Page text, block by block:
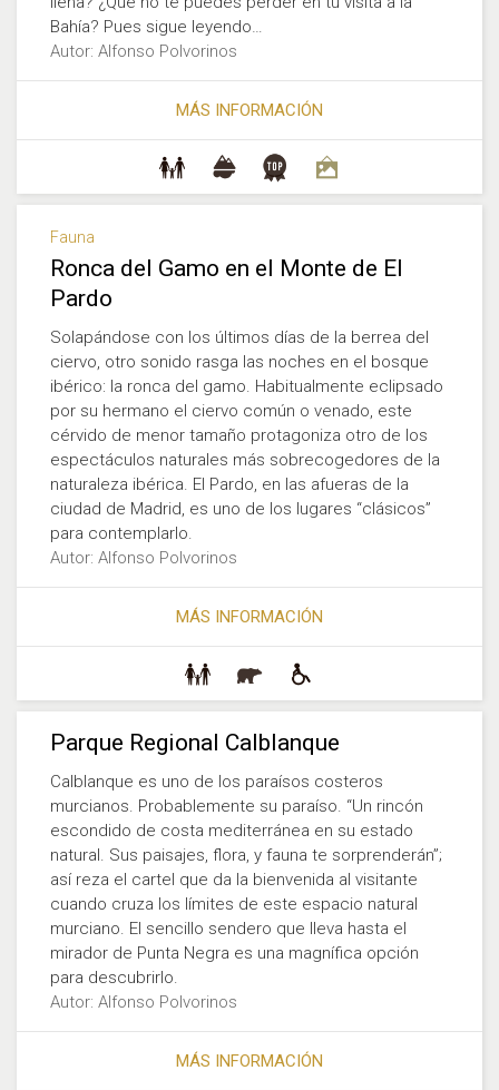
Bahía? Pues sigue leyendo…
Autor: Alfonso Polvorinos
MÁS INFORMACIÓN
Fauna
Ronca del Gamo en el Monte de El
Pardo
Solapándose con los últimos días de la berrea del
ciervo, otro sonido rasga las noches en el bosque
ibérico: la ronca del gamo. Habitualmente eclipsado
por su hermano el ciervo común o venado, este
cérvido de menor tamaño protagoniza otro de los
espectáculos naturales más sobrecogedores de la
naturaleza ibérica. El Pardo, en las afueras de la
ciudad de Madrid, es uno de los lugares “clásicos”
para contemplarlo.
Autor: Alfonso Polvorinos
MÁS INFORMACIÓN
Parque Regional Calblanque
Calblanque es uno de los paraísos costeros
murcianos. Probablemente su paraíso. “Un rincón
escondido de costa mediterránea en su estado
natural. Sus paisajes, flora, y fauna te sorprenderán”;
así reza el cartel que da la bienvenida al visitante
cuando cruza los límites de este espacio natural
murciano. El sencillo sendero que lleva hasta el
mirador de Punta Negra es una magnífica opción
para descubrirlo.
Autor: Alfonso Polvorinos
MÁS INFORMACIÓN